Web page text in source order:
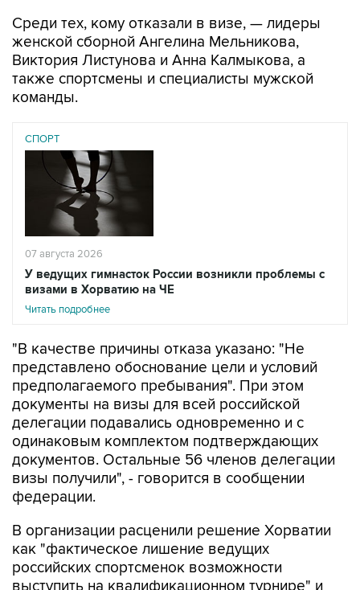
Среди тех, кому отказали в визе, — лидеры
женской сборной Ангелина Мельникова,
Виктория Листунова и Анна Калмыкова, а
также спортсмены и специалисты мужской
команды.
СПОРТ
07 августа 2026
У ведущих гимнасток России возникли проблемы с
визами в Хорватию на ЧЕ
Читать подробнее
"В качестве причины отказа указано: "Не
представлено обоснование цели и условий
предполагаемого пребывания". При этом
документы на визы для всей российской
делегации подавались одновременно и с
одинаковым комплектом подтверждающих
документов. Остальные 56 членов делегации
визы получили", - говорится в сообщении
федерации.
В организации расценили решение Хорватии
как "фактическое лишение ведущих
российских спортсменок возможности
выступить на квалификационном турнире" и